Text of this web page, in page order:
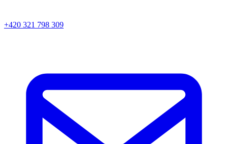
+420 321 798 309